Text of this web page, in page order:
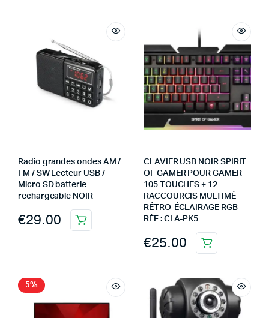
Radio grandes ondes AM /
FM / SW Lecteur USB /
Micro SD batterie
rechargeable NOIR
€29.00
CLAVIER USB NOIR SPIRIT
OF GAMER POUR GAMER
105 TOUCHES + 12
RACCOURCIS MULTIMÉ
RÉTRO-ÉCLAIRAGE RGB
RÉF : CLA-PK5
€25.00
5%